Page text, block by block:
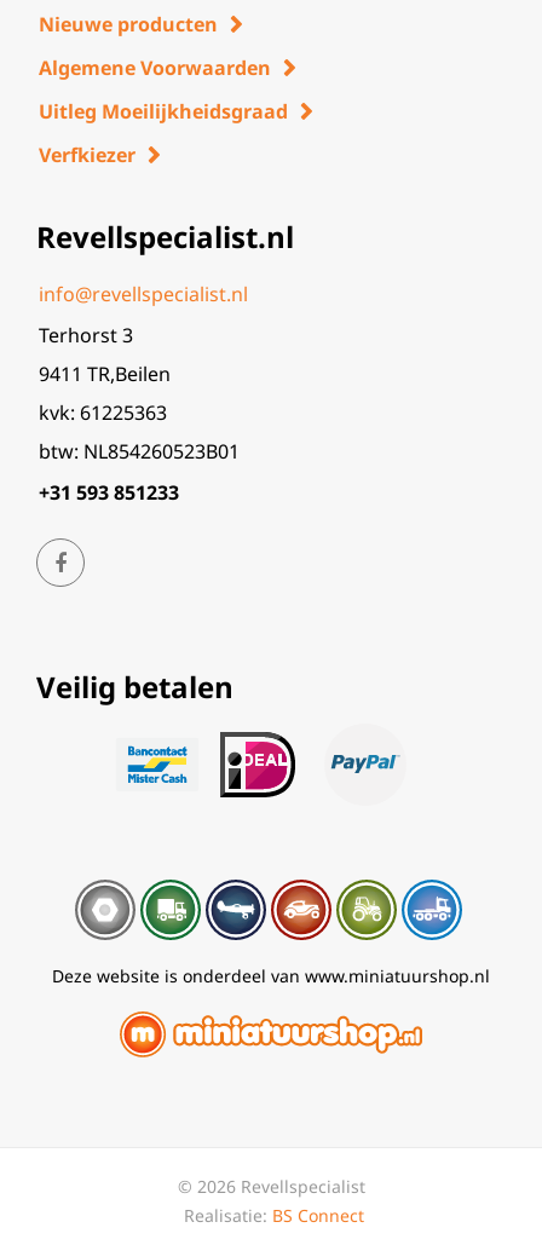
Nieuwe producten
Algemene Voorwaarden
Uitleg Moeilijkheidsgraad
Verfkiezer
Revellspecialist.nl
info@revellspecialist.nl
Terhorst 3
9411 TR,Beilen
kvk: 61225363
btw: NL854260523B01
+31 593 851233
Veilig betalen
Deze website is onderdeel van www.miniatuurshop.nl
© 2026 Revellspecialist
Realisatie: BS Connect